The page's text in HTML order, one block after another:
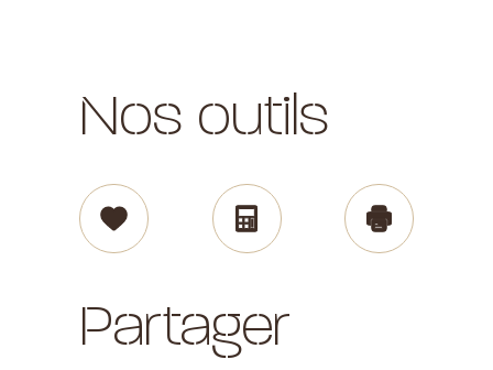
Nos outils
Sélectionner
Calculatrice
Partager